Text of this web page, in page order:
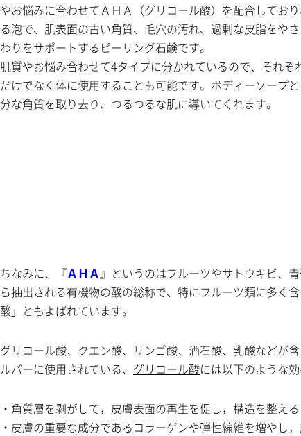
やお悩みに合わせてＡＨＡ（グリコール酸）を配合してお
る泡で、肌表面の古い角質、毛穴の汚れ、過剰な皮脂をや
わりをサポートするピーリング石鹸です。
肌質やお悩み合わせて4タイプに分かれているので、それぞ
だけでなく体に使用することも可能です。ボディーソープ
分な角質を取り去り、つるつるな肌に導いてくれます。
ちなみに、『ＡＨＡ』というのはフルーツやサトウキビ、
ら抽出される有機物の酸の総称で、特にフルーツ類に多く
酸」ともよばれています。
グリコール酸、クエン酸、リンゴ酸、酒石酸、乳酸などが
ルバーに使用されている、 グリコール酸には以下のような
・角質層を剥がして，皮膚表面の再生を促し，構造を整える
・皮膚の重要な成分であるコラーゲンや弾性線維を増やし